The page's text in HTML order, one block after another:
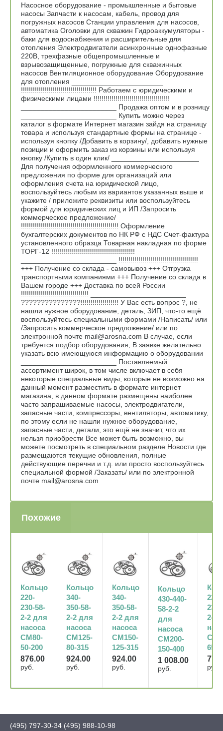
Насосное оборудование - промышленные и бытовые
насосы Запчасти к насосам, кабель, провод для
погружных насосов Станции управления для насосов,
автоматика Оголовки для скважин Гидроаккумуляторы -
баки для водоснабжения и расширительные для
отопления Электродвигатели асинхронные однофазные
220В, трехфазные общепромышленные и
взрывозащищенные, погружные для скважинных
насосов Вентиляционное оборудование Оборудование
для отопления _______________________
!!!!!!!!!!!!!!!!!!!!!!!!!!!!!!!!!!!!!! Работаем с юридическими и
физическими лицами !!!!!!!!!!!!!!!!!!!!!!!!!!!!!!!!!!!!!!
________________________ Продажа оптом и в розницу
________________________ Купить можно через
каталог в формате Интернет магазин зайдя на страницу
товара и используя стандартные формы на странице -
используя кнопку /Добавить в корзину/, добавить нужные
позиции и оформить заказ из корзины или используя
кнопку /Купить в один клик/ ______________________
Для получения оформленного коммерческого
предложения по форме для организаций или
оформления счета на юридической лицо,
воспользуйтесь любым из вариантов указанных выше и
укажите / приложите реквизиты или воспользуйтесь
формой для юридических лиц и ИП /Запросить
коммерческое предложение/
!!!!!!!!!!!!!!!!!!!!!!!!!!!!!!!!!!!!!!!!!!!!!!!!! Оформление
бухгалтерских документов по НК РФ с НДС Счет-фактура
установленного образца Товарная накладная по форме
ТОРГ-12 !!!!!!!!!!!!!!!!!!!!!!!!!!!!!!!!!!!!!!!!!!
________________________ !!!!!!!!!!!!!!!!!!!!!!!!!!!!!!!!!!!!!!!!
+++ Получение со склада - самовывоз +++ Отгрузка
транспортными компаниями +++ Получение со склада в
Вашем городе +++ Доставка по всей России
!!!!!!!!!!!!!!!!!!!!!!!!!!!!!!!!!! ________________________
???????????????!!!!!!!!!!!!!!!!!!! У Вас есть вопрос ?, не
нашли нужное оборудование, деталь, ЗИП, что-то ещё
воспользуйтесь специальными формами /Написать/ или
/Запросить коммерческое предложение/ или по
электронной почте mail@arosna.com В случае, если
требуется подбор оборудования, В заявке желательно
указать всю имеющуюся информацию о оборудовании
________________________ Поставляемый
ассортимент широк, в том числе включает в себя
некоторые специальные виды, которые не возможно на
данный момент разместить в формате интернет
магазина, в данном формате размещены наиболее
часто запрашиваемые насосы, электродвигатели,
запасные части, компрессоры, вентиляторы, автоматику,
по этому если не нашли нужное оборудование,
запасные части, детали, это ещё не значит, что их
нельзя приобрести Все может быть возможно, вы
можете посмотреть в специальном разделе Новости где
размещаются текущие обновления, полные
действующие перечни и т.д. или просто воспользуйтесь
специальной формой /Заказать/ или по электронной
почте mail@arosna.com
Похожие
Кольцо
220-
230-58-
2-2 для
насоса
СМ80-
50-200
876.00
руб.
Кольцо
340-
350-58-
2-2 для
насоса
СМ125-
80-315
924.00
руб.
Кольцо
340-
350-58-
2-2 для
насоса
СМ150-
125-315
924.00
руб.
Кольцо
430-440-
58-2-2
для
насоса
СМ200-
150-400
1 008.00
руб.
220-
230-
2-2
65-
руб.
(495) 797-30-34 (495) 988-10-98